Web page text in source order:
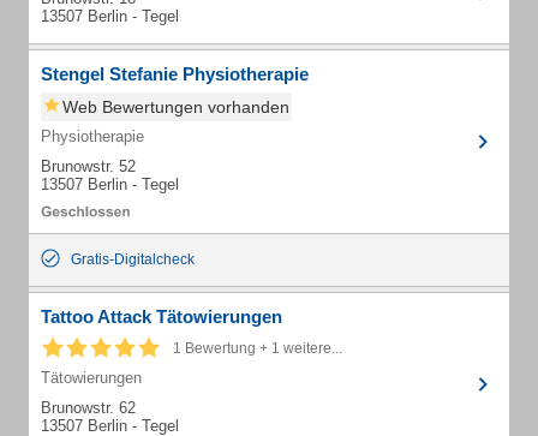
13507 Berlin - Tegel
Stengel Stefanie Physiotherapie
Web Bewertungen vorhanden
Physiotherapie
Brunowstr. 52
13507 Berlin - Tegel
Gratis-Digitalcheck
Tattoo Attack Tätowierungen
1 Bewertung + 1 weitere...
Tätowierungen
Brunowstr. 62
13507 Berlin - Tegel